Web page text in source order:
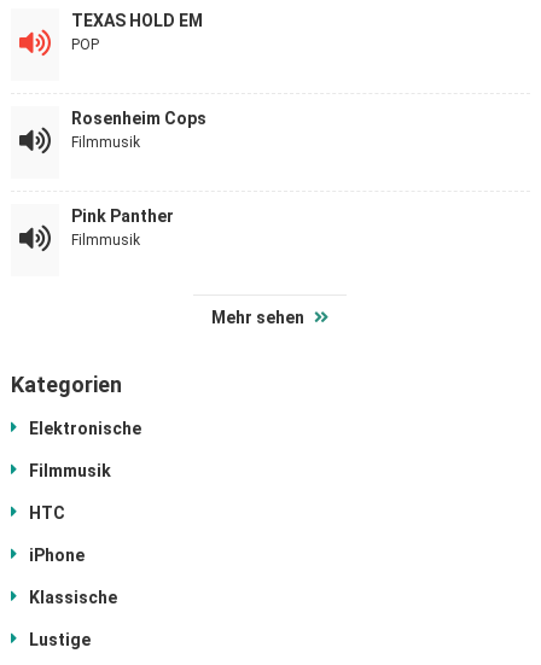
TEXAS HOLD EM
POP
Rosenheim Cops
Filmmusik
Pink Panther
Filmmusik
Mehr sehen
Kategorien
Elektronische
Filmmusik
HTC
iPhone
Klassische
Lustige